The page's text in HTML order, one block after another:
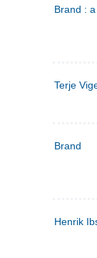
Brand :
Terje
Brand
Henrik